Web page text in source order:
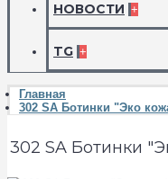
НОВОСТИ +
TG +
Главная
302 SA Ботинки "Эко
302 SA Ботинки